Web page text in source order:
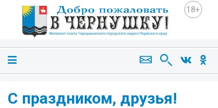
18+
С праздником, друзья!